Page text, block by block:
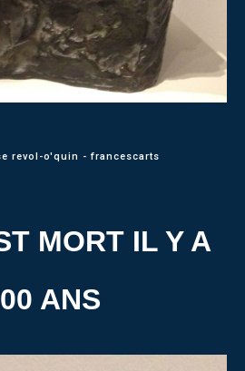
revol-o'quin - francescarts
MORT IL Y A
ANS